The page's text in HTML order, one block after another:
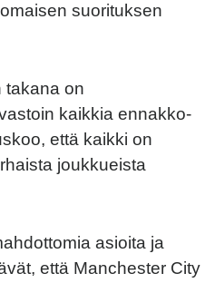
suorituksen
takana on
kaikkia ennakko-
että kaikki on
joukkueista
asioita ja
että Manchester City